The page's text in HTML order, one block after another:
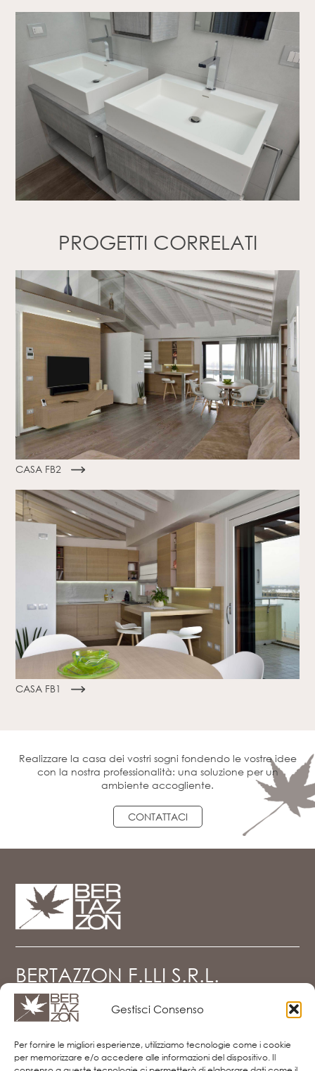
Gestisci Consenso
Per fornire le migliori esperienze, utilizziamo tecnologie come i cookie
per memorizzare e/o accedere alle informazioni del dispositivo. Il
PROGETTI CORRELATI
CASA FB2
CASA FB1
Realizzare la casa dei vostri sogni fondendo le vostre idee
con la nostra professionalità: una soluzione per un
ambiente accogliente.
CONTATTACI
BERTAZZON F.LLI S.R.L.
Via del Mercato, 19 - z.i. Falzé di Piave
31020 Sernaglia della Battaglia (TV)
Tel. e Fax0438.903080
info@bertazzon.net